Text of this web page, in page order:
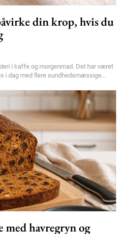
Plans
din krop, hvis du
i kaffe og morgenmad. Det har været
i dag med flere sundhedsmæssige...
havregryn og